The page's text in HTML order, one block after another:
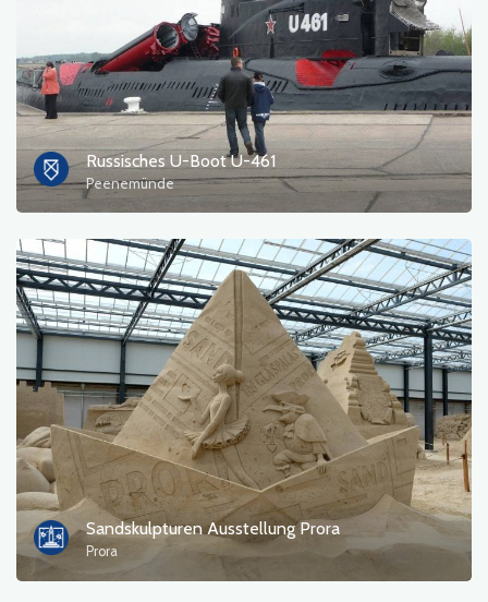
Russisches U-Boot U-461
Peenemünde
Sandskulpturen Ausstellung Prora
Prora